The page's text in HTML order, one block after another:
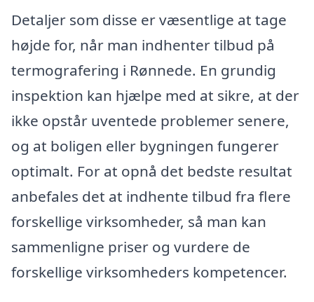
Detaljer som disse er væsentlige at tage
højde for, når man indhenter tilbud på
termografering i Rønnede. En grundig
inspektion kan hjælpe med at sikre, at der
ikke opstår uventede problemer senere,
og at boligen eller bygningen fungerer
optimalt. For at opnå det bedste resultat
anbefales det at indhente tilbud fra flere
forskellige virksomheder, så man kan
sammenligne priser og vurdere de
forskellige virksomheders kompetencer.